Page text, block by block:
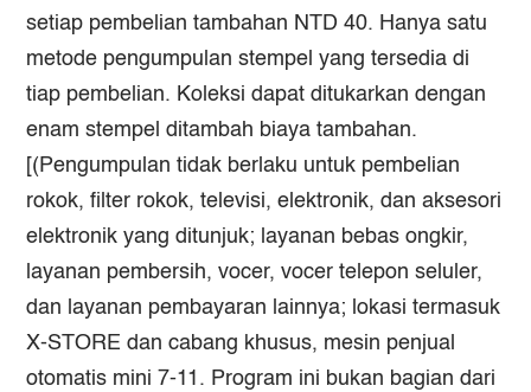
setiap pembelian tambahan NTD 40. Hanya satu
metode pengumpulan stempel yang tersedia di
tiap pembelian. Koleksi dapat ditukarkan dengan
enam stempel ditambah biaya tambahan.
[(Pengumpulan tidak berlaku untuk pembelian
rokok, filter rokok, televisi, elektronik, dan aksesori
elektronik yang ditunjuk; layanan bebas ongkir,
layanan pembersih, vocer, vocer telepon seluler,
dan layanan pembayaran lainnya; lokasi termasuk
X-STORE dan cabang khusus, mesin penjual
otomatis mini 7-11. Program ini bukan bagian dari